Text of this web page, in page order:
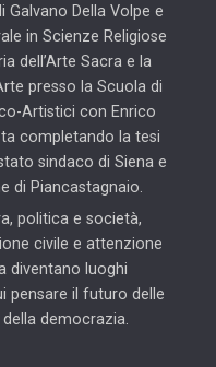
Della Volpe e
in Scienze Religiose
dell’Arte Sacra e la
presso la Scuola di
Artistici con Enrico
completando la tesi
sindaco di Siena e
di Piancastagnaio.
politica e società,
civile e attenzione
diventano luoghi
pensare il futuro delle
democrazia.